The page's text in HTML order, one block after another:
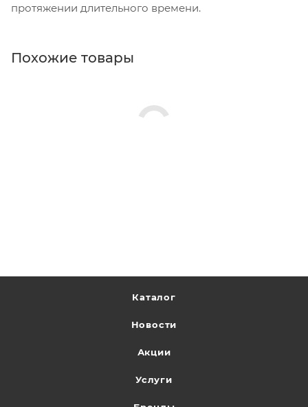
протяжении длительного времени.
Похожие товары
Каталог
Новости
Акции
Услуги